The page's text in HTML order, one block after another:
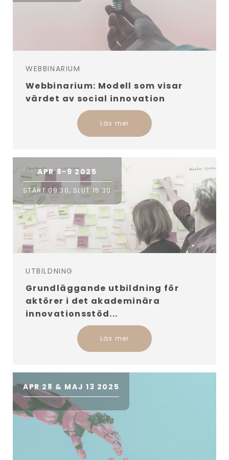
WEBBINARIUM
Webbinarium: Modell som visar
värdet av social innovation
Läs mer
APR 8-9 2025
START 09:30, SLUT 15:30
UTBILDNING
Grundläggande utbildning för
aktörer i det akademinära
innovationsstöd...
Läs mer
APR 28 & MAJ 13 2025